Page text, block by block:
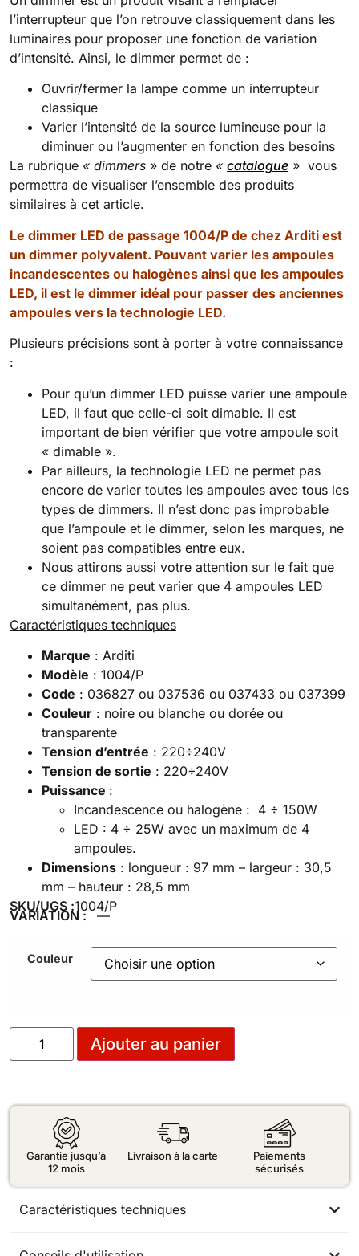
l’interrupteur que l’on retrouve classiquement dans les
luminaires pour proposer une fonction de variation
d’intensité. Ainsi, le dimmer permet de :
Ouvrir/fermer la lampe comme un interrupteur
classique
Varier l’intensité de la source lumineuse pour la
diminuer ou l’augmenter en fonction des besoins
La rubrique « dimmers » de notre « catalogue » vous
permettra de visualiser l’ensemble des produits
similaires à cet article.
Le dimmer LED de passage 1004/P de chez Arditi est
un dimmer polyvalent. Pouvant varier les ampoules
incandescentes ou halogènes ainsi que les ampoules
LED, il est le dimmer idéal pour passer des anciennes
ampoules vers la technologie LED.
Plusieurs précisions sont à porter à votre connaissance
:
Pour qu’un dimmer LED puisse varier une ampoule
LED, il faut que celle-ci soit dimable. Il est
important de bien vérifier que votre ampoule soit
« dimable ».
Par ailleurs, la technologie LED ne permet pas
encore de varier toutes les ampoules avec tous les
types de dimmers. Il n’est donc pas improbable
que l’ampoule et le dimmer, selon les marques, ne
soient pas compatibles entre eux.
Nous attirons aussi votre attention sur le fait que
ce dimmer ne peut varier que 4 ampoules LED
simultanément, pas plus.
Caractéristiques techniques
Marque : Arditi
Modèle : 1004/P
Code : 036827 ou 037536 ou 037433 ou 037399
Couleur : noire ou blanche ou dorée ou
transparente
Tension d’entrée : 220÷240V
Tension de sortie : 220÷240V
Puissance :
Incandescence ou halogène : 4 ÷ 150W
LED : 4 ÷ 25W avec un maximum de 4
ampoules.
Dimensions : longueur : 97 mm – largeur : 30,5
mm – hauteur : 28,5 mm
SKU/UGS :1004/P
VARIATION : —
Couleur
Ajouter au panier
Garantie jusqu’à
12 mois
Livraison à la carte
Paiements
sécurisés
Caractéristiques techniques